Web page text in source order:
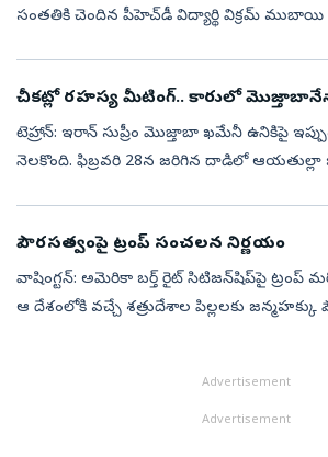
సంతతికి చెందిన పీహెచ్‌డీ విద్యార్థి విక్రమ్ ముబాయి
చీకట్లో రహస్య మీటింగ్.. కారులో
టెహ్రాన్‌: ఇరాన్‌ సుప్రీం మెుజ్తాబా ఖమేనీ ఉనికిపై
నెలకొంది. ఫిబ్రవరి 28న జరిగిన దాడిలో
పౌరసత్వంపై ట్రంప్ సంచలన నిర్ణయం
వాషింగ్టన్‌: అమెరికా బర్త్‌ రైట్‌ సిటిజన్‌షిప్‌పై ట్రంప్‌
ఆ దేశంలోకి వచ్చే శత్రుదేశాల పిల్లలకు జన్మహక్కు
Advertisement
Advertisement